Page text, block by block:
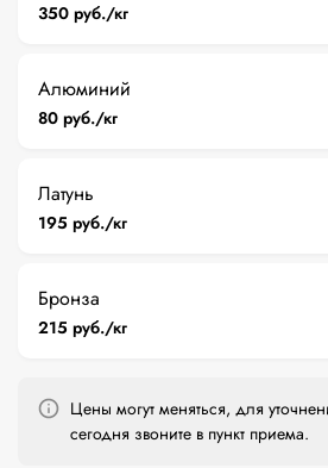
350 руб./кг
Алюминий
80 руб./кг
Латунь
195 руб./кг
Бронза
215 руб./кг
Цены могут меняться, для
сегодня звоните в пункт приема.